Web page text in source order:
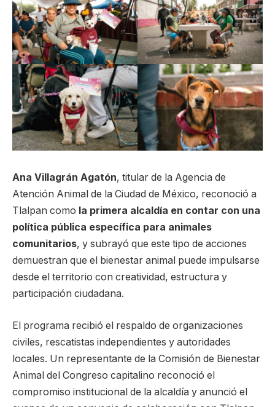
Ana Villagrán Agatón, titular de la Agencia de
Atención Animal de la Ciudad de México, reconoció a
Tlalpan como la primera alcaldía en contar con una
política pública específica para animales
comunitarios, y subrayó que este tipo de acciones
demuestran que el bienestar animal puede impulsarse
desde el territorio con creatividad, estructura y
participación ciudadana.
El programa recibió el respaldo de organizaciones
civiles, rescatistas independientes y autoridades
locales. Un representante de la Comisión de Bienestar
Animal del Congreso capitalino reconoció el
compromiso institucional de la alcaldía y anunció el